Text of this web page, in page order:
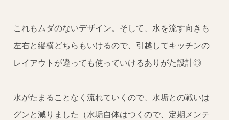
これもムダのないデザイン。そして、水を流す向きも
左右と縦横どちらもいけるので、引越してキッチンの
レイアウトが違っても使っていけるありがた設計◎
水がたまることなく流れていくので、水垢との戦いは
グンと減りました（水垢自体はつくので、定期メンテ